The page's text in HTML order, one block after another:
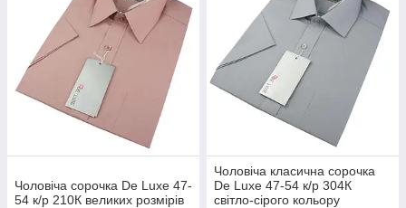
Чоловіча сорочка De Luxe 47-
54 к/р 210К великих розмірів
Чоловіча класична сорочка
De Luxe 47-54 к/р 304К
світло-сірого кольору